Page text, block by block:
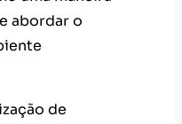
abordar o
de